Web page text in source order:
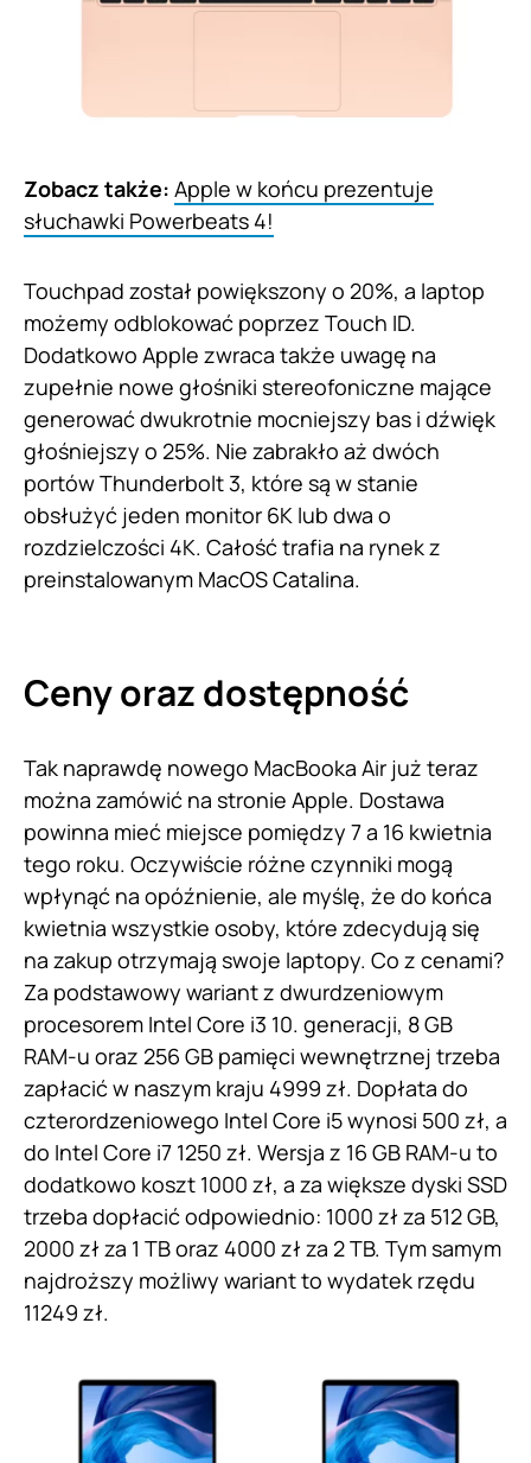
Zobacz także: Apple w końcu prezentuje
słuchawki Powerbeats 4!
Touchpad został powiększony o 20%, a laptop
możemy odblokować poprzez Touch ID.
Dodatkowo Apple zwraca także uwagę na
zupełnie nowe głośniki stereofoniczne mające
generować dwukrotnie mocniejszy bas i dźwięk
głośniejszy o 25%. Nie zabrakło aż dwóch
portów Thunderbolt 3, które są w stanie
obsłużyć jeden monitor 6K lub dwa o
rozdzielczości 4K. Całość trafia na rynek z
preinstalowanym MacOS Catalina.
Ceny oraz dostępność
Tak naprawdę nowego MacBooka Air już teraz
można zamówić na stronie Apple. Dostawa
powinna mieć miejsce pomiędzy 7 a 16 kwietnia
tego roku. Oczywiście różne czynniki mogą
wpłynąć na opóźnienie, ale myślę, że do końca
kwietnia wszystkie osoby, które zdecydują się
na zakup otrzymają swoje laptopy. Co z cenami?
Za podstawowy wariant z dwurdzeniowym
procesorem Intel Core i3 10. generacji, 8 GB
RAM-u oraz 256 GB pamięci wewnętrznej trzeba
zapłacić w naszym kraju 4999 zł. Dopłata do
czterordzeniowego Intel Core i5 wynosi 500 zł, a
do Intel Core i7 1250 zł. Wersja z 16 GB RAM-u to
dodatkowo koszt 1000 zł, a za większe dyski SSD
trzeba dopłacić odpowiednio: 1000 zł za 512 GB,
2000 zł za 1 TB oraz 4000 zł za 2 TB. Tym samym
najdroższy możliwy wariant to wydatek rzędu
11249 zł.